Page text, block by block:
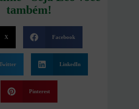
também!
X Facebook
LinkedIn
Pinterest